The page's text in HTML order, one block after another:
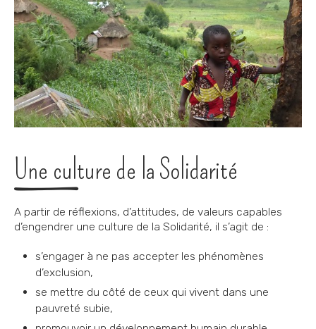
Une culture de la Solidarité
A partir de réflexions, d’attitudes, de valeurs capables
d’engendrer une culture de la Solidarité, il s’agit de :
s’engager à ne pas accepter les phénomènes
d’exclusion,
se mettre du côté de ceux qui vivent dans une
pauvreté subie,